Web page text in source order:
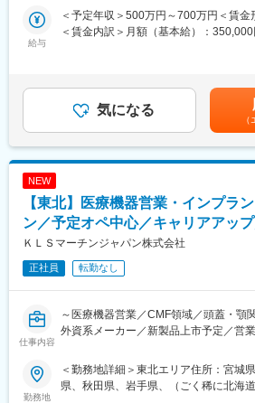
・治験のスケジュール管理
・各種データの収集、管理など
■治験はチームで実施：
アイロムの治験は複数のチームメンバ
■スキルアップにも最適（豊富なパイプ
チームで複数の治験を実施していきま
担当することができます。
ります。
■同社で働くメリット：
フレックスタイム制も取り入れ、柔軟
残業時間も月10時間程度、産休育休の
給与
＜予定年収＞500万円～700万円＜賃金
＜賃金内訳＞月額（基本給）：
る可能性があります。月給(月額)は固
気になる
NEW
【東北】医療機器営業・インプラ
ン／予定オペ中心／キャリアアッ
ＫＬＳマーチンジャパン株式会社
正社員 転勤なし
仕事内容
～医療機器営業／CMF領域／頭蓋・顎
外資系メーカー／新製品上市予定／営
南ドイツに本社を持つ医療機器メーカ
は日本での設立から30年を迎え、現在
勤務地
＜勤務地詳細＞東北エリア住所：宮城
県、秋田県、岩手県、（ごく稀に北海